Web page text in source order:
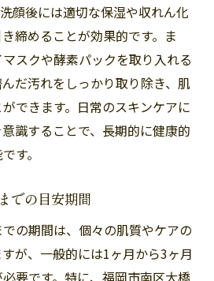
肌を維持するセルフケア
ぐ！大橋のサロンが提供する
自宅ケアアイテム
り入れるべき習慣
果的なエクササイズ
差がつく！簡単セルフケア
プロの施術の組み合わせ方
毛穴ケアサロンで肌悩みを解
顔後には適切な保湿や収れん化
締めることが効果的です。ま
スクや酵素パックを取り入れる
だ汚れをしっかり取り除き、肌
できます。日常のスキンケアに
識することで、長期的に健康的
す。
での目安期間
の期間は、個々の肌質やケアの
が、一般的には1ヶ月から3ヶ月
要です。特に、福岡市南区大橋